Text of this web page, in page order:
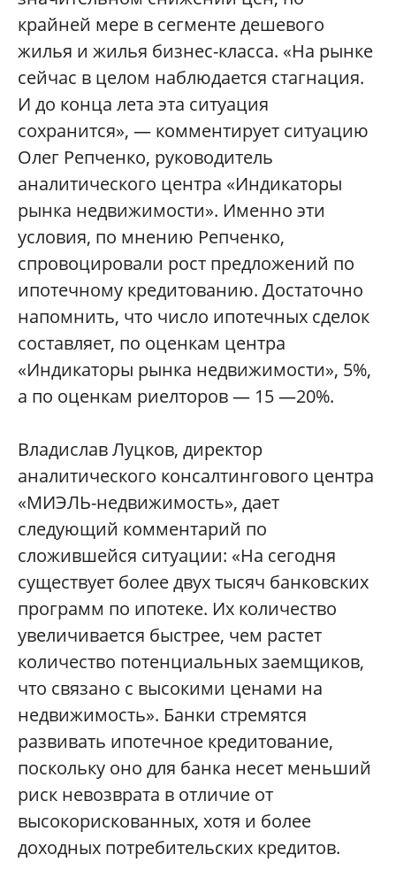
крайней мере в сегменте дешевого
жилья и жилья бизнес-класса. «На рынке
сейчас в целом наблюдается стагнация.
И до конца лета эта ситуация
сохранится», — комментирует ситуацию
Олег Репченко, руководитель
аналитического центра «Индикаторы
рынка недвижимости». Именно эти
условия, по мнению Репченко,
спровоцировали рост предложений по
ипотечному кредитованию. Достаточно
напомнить, что число ипотечных сделок
составляет, по оценкам центра
«Индикаторы рынка недвижимости», 5%,
а по оценкам риелторов — 15 —20%.
Владислав Луцков, директор
аналитического консалтингового центра
«МИЭЛЬ-недвижимость», дает
следующий комментарий по
сложившейся ситуации: «На сегодня
существует более двух тысяч банковских
программ по ипотеке. Их количество
увеличивается быстрее, чем растет
количество потенциальных заемщиков,
что связано с высокими ценами на
недвижимость». Банки стремятся
развивать ипотечное кредитование,
поскольку оно для банка несет меньший
риск невозврата в отличие от
высокорискованных, хотя и более
доходных потребительских кредитов.